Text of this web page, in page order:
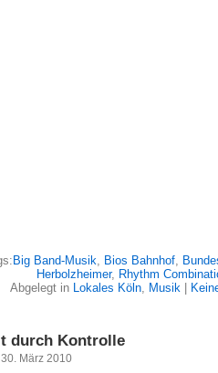
Big Band-Musik, Bios Bahnhof,
Herbolzheimer, Rhythm
Abgelegt in Lokales Köln, Musik
durch Kontrolle
März 2010